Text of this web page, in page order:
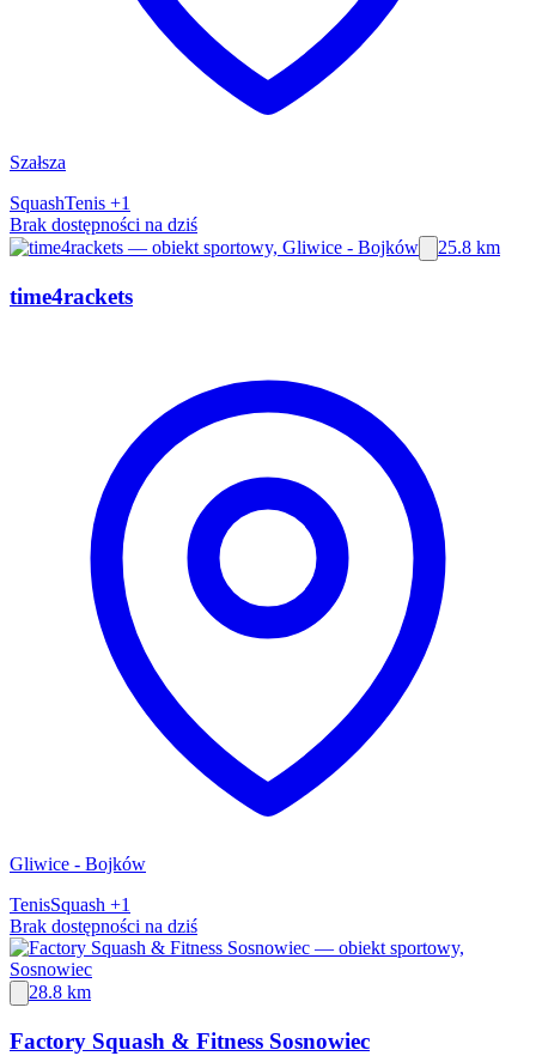
Szałsza
SquashTenis +1
Brak dostępności na dziś
25.8 km
time4rackets
Gliwice - Bojków
TenisSquash +1
Brak dostępności na dziś
28.8 km
Factory Squash & Fitness Sosnowiec